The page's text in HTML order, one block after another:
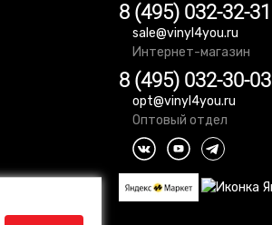
8 (495) 032-32-31
sale@vinyl4you.ru
Интернет-магазин
8 (495) 032-30-03
opt@vinyl4you.ru
Оптовый отдел